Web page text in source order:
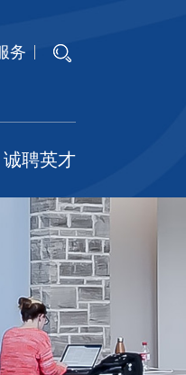
务
诚聘英才